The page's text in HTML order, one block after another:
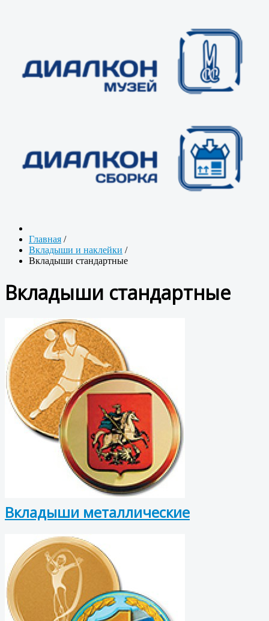
Главная /
Вкладыши и наклейки /
Вкладыши стандартные
Вкладыши стандартные
Вкладыши металлические